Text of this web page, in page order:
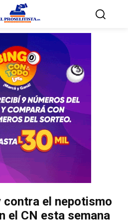
contra el nepotismo
el CN esta semana